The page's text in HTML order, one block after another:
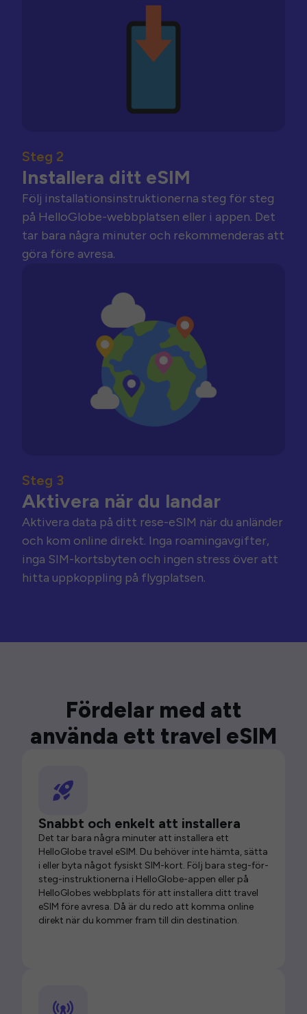
Steg 2
Installera ditt eSIM
Följ installationsinstruktionerna steg för steg
på HelloGlobe-webbplatsen eller i appen. Det
tar bara några minuter och rekommenderas att
göra före avresa.
Steg 3
Aktivera när du landar
Aktivera data på ditt rese-eSIM när du anländer
och kom online direkt. Inga roamingavgifter,
inga SIM-kortsbyten och ingen stress över att
hitta uppkoppling på flygplatsen.
Fördelar med att
använda ett travel eSIM
Snabbt och enkelt att installera
Det tar bara några minuter att installera ett
HelloGlobe travel eSIM. Du behöver inte hämta, sätta
i eller byta något fysiskt SIM-kort. Följ bara steg-för-
steg-instruktionerna i HelloGlobe-appen eller på
HelloGlobes webbplats för att installera ditt travel
eSIM före avresa. Då är du redo att komma online
direkt när du kommer fram till din destination.